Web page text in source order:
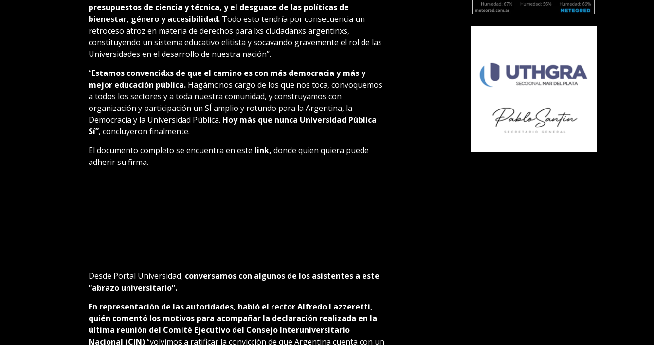
presupuestos de ciencia y técnica, y el desguace de las políticas de
bienestar, género y accesibilidad.Todo esto tendría por consecuencia un
retroceso atroz en materia de derechos para lxs ciudadanxs argentinxs,
constituyendo un sistema educativo elitista y socavando gravemente el rol de las
Universidades en el desarrollo de nuestra nación”.
“Estamos convencidxs de que el camino es con más democracia y más y
mejor educación pública.Hagámonos cargo de los que nos toca, convoquemos
a todos los sectores y a toda nuestra comunidad, y construyamos con
organización y participación un SÍ amplio y rotundo para la Argentina, la
Democracia y la Universidad Pública. Hoy más que nunca Universidad Pública
Sí”, concluyeron finalmente.
El documento completo se encuentra en este link, donde quien quiera puede
adherir su firma.
Desde Portal Universidad, conversamos con algunos de los asistentes a este
“abrazo universitario”.
En representación de las autoridades, habló el rector Alfredo Lazzeretti,
quién comentó los motivos para acompañar la declaración realizada en la
última reunión del Comité Ejecutivo del Consejo Interuniversitario
Nacional (CIN)“volvimos a ratificar la convicción de que Argentina cuenta con un